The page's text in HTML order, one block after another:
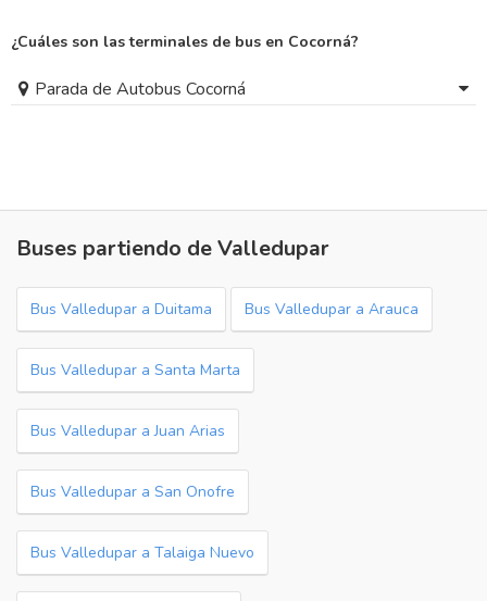
¿Cuáles son las terminales de bus en Cocorná?
Parada de Autobus Cocorná
Buses partiendo de Valledupar
Bus Valledupar a Duitama Bus Valledupar a Arauca
Bus Valledupar a Santa Marta
Bus Valledupar a Juan Arias
Bus Valledupar a San Onofre
Bus Valledupar a Talaiga Nuevo